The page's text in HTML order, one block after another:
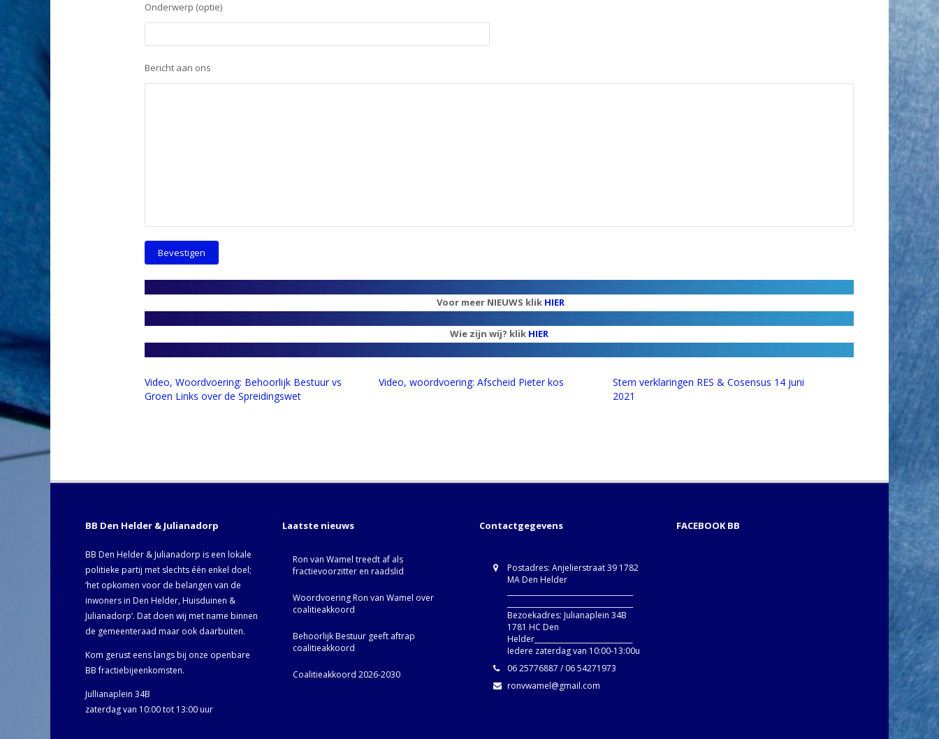
Onderwerp (optie)
Bericht aan ons
Voor meer NIEUWS klik HIER
Wie zijn wij? klik HIER
Video, Woordvoering: Behoorlijk Bestuur vs
Groen Links over de Spreidingswet
Video, woordvoering: Afscheid Pieter kos
Stem verklaringen RES & Cosensus 14 juni
2021
BB Den Helder & Julianadorp
BB Den Helder & Julianadorp is een lokale
politieke partij met slechts één enkel doel;
‘het opkomen voor de belangen van de
inwoners in Den Helder, Huisduinen &
Julianadorp‘. Dat doen wij met name binnen
de gemeenteraad maar ook daarbuiten.
Kom gerust eens langs bij onze openbare
BB fractiebijeenkomsten.
Jullianaplein 34B
zaterdag van 10:00 tot 13:00 uur
Laatste nieuws
Ron van Wamel treedt af als
fractievoorzitter en raadslid
Woordvoering Ron van Wamel over
coalitieakkoord
Behoorlijk Bestuur geeft aftrap
coalitieakkoord
Coalitieakkoord 2026-2030
Contactgegevens
Postadres: Anjelierstraat 39 1782
MA Den Helder
Bezoekadres: Julianaplein 34B
1781 HC Den
Helder____________________________
Iedere zaterdag van 10:00-13:00u
06 25776887 / 06 54271973
ronvwamel@gmail.com
FACEBOOK BB